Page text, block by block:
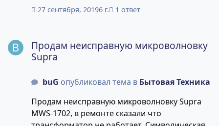
27 сентября, 20196 г. 1 ответ
Продам неисправную микроволновку
Supra
buG опубликовал тема в Бытовая Техника
Продам неисправную микроволновку Supra
MWS-1702, в ремонте сказали что